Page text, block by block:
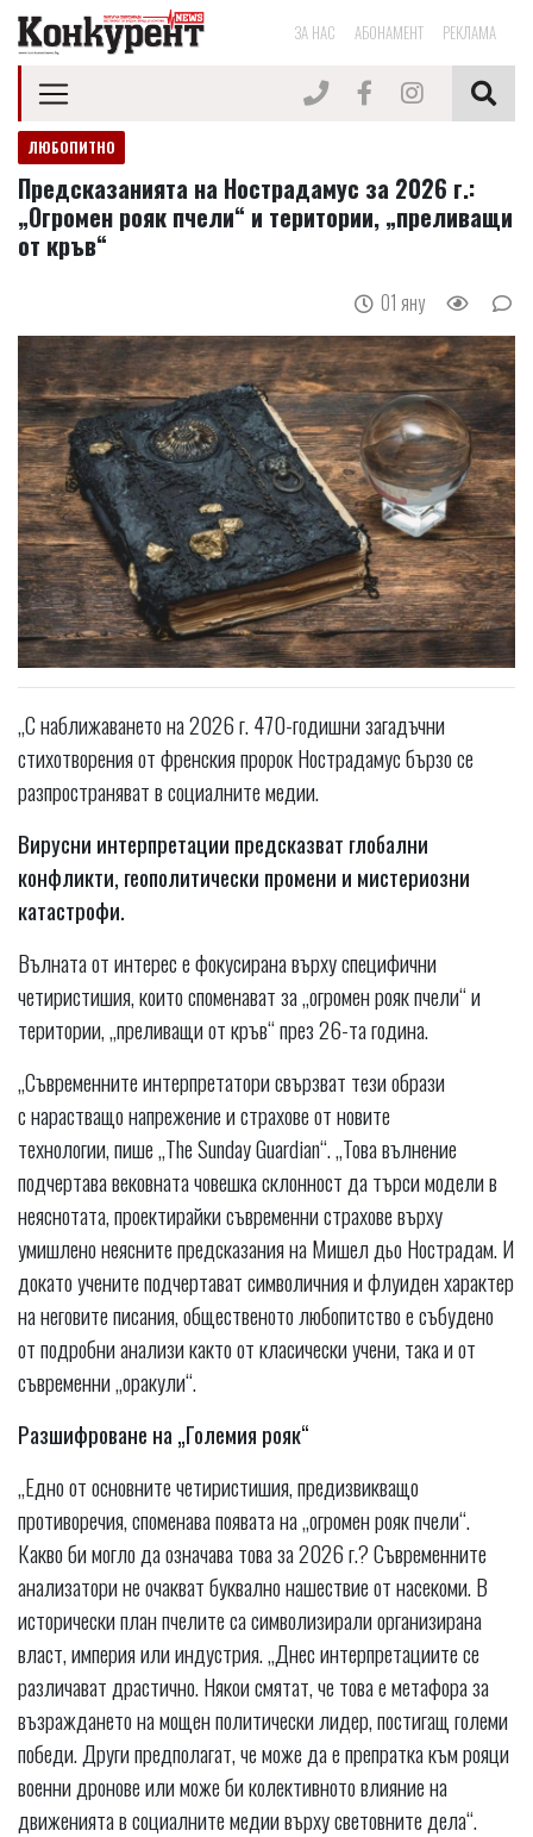
ЗА НАС АБОНАМЕНТ РЕКЛАМА
ЛЮБОПИТНО
Предсказанията на Нострадамус за 2026 г.:
„Огромен рояк пчели“ и територии, „преливащи
от кръв“
01 яну
„С наближаването на 2026 г. 470-годишни загадъчни
стихотворения от френския пророк Нострадамус бързо се
разпространяват в социалните медии.
Вирусни интерпретации предсказват глобални
конфликти, геополитически промени и мистериозни
катастрофи.
Вълната от интерес е фокусирана върху специфични
четиристишия, които споменават за „огромен рояк пчели“ и
територии, „преливащи от кръв“ през 26-та година.
„Съвременните интерпретатори свързват тези образи
с нарастващо напрежение и страхове от новите
технологии, пише „The Sunday Guardian“. „Това вълнение
подчертава вековната човешка склонност да търси модели в
неяснотата, проектирайки съвременни страхове върху
умишлено неясните предсказания на Мишел дьо Нострадам. И
докато учените подчертават символичния и флуиден характер
на неговите писания, общественото любопитство е събудено
от подробни анализи както от класически учени, така и от
съвременни „оракули“.
Разшифроване на „Големия рояк“
„Едно от основните четиристишия, предизвикващо
противоречия, споменава появата на „огромен рояк пчели“.
Какво би могло да означава това за 2026 г.? Съвременните
анализатори не очакват буквално нашествие от насекоми. В
исторически план пчелите са символизирали организирана
власт, империя или индустрия. „Днес интерпретациите се
различават драстично. Някои смятат, че това е метафора за
възраждането на мощен политически лидер, постигащ големи
победи. Други предполагат, че може да е препратка към рояци
военни дронове или може би колективното влияние на
движенията в социалните медии върху световните дела“.